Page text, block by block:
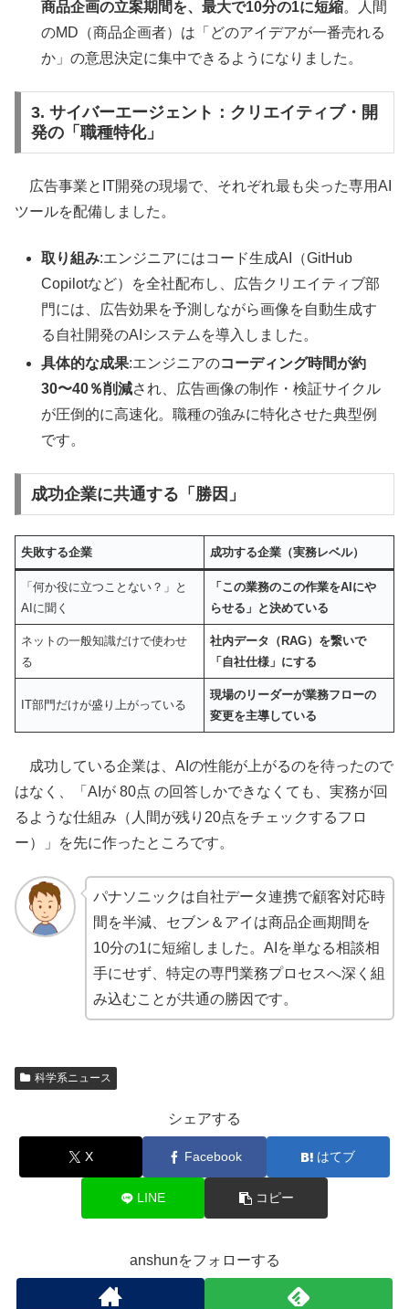
商品企画の立案期間を、最大で10分の1に短縮。人間
のMD（商品企画者）は「どのアイデアが一番売れる
か」の意思決定に集中できるようになりました。
3. サイバーエージェント：クリエイティブ・開
発の「職種特化」
広告事業とIT開発の現場で、それぞれ最も尖った専用AI
ツールを配備しました。
取り組み:エンジニアにはコード生成AI（GitHub
Copilotなど）を全社配布し、広告クリエイティブ部
門には、広告効果を予測しながら画像を自動生成す
る自社開発のAIシステムを導入しました。
具体的な成果:エンジニアのコーディング時間が約
30〜40％削減され、広告画像の制作・検証サイクル
が圧倒的に高速化。職種の強みに特化させた典型例
です。
成功企業に共通する「勝因」
失敗する企業 成功する企業（実務レベル）
「何か役に立つことない？」と
AIに聞く
「この業務のこの作業をAIにや
らせる」と決めている
ネットの一般知識だけで使わせ
る
社内データ（RAG）を繋いで
「自社仕様」にする
IT部門だけが盛り上がっている
現場のリーダーが業務フローの
変更を主導している
成功している企業は、AIの性能が上がるのを待ったので
はなく、「AIが 80点 の回答しかできなくても、実務が回
るような仕組み（人間が残り20点をチェックするフロ
ー）」を先に作ったところです。
パナソニックは自社データ連携で顧客対応時
間を半減、セブン＆アイは商品企画期間を
10分の1に短縮しました。AIを単なる相談相
手にせず、特定の専門業務プロセスへ深く組
み込むことが共通の勝因です。
科学系ニュース
シェアする
X Facebook はてブ
LINE コピー
anshunをフォローする